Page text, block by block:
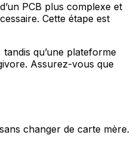
PCB plus complexe et
Cette étape est
qu’une plateforme
Assurez-vous que
changer de carte mère.